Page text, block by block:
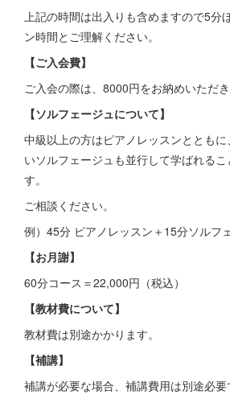
上記の時間は出入りも含めますので5分
ン時間とご理解ください。
【ご入会費】
ご入会の際は、8000円をお納めいただき
【ソルフェージュについて】
中級以上の方はピアノレッスンととも
いソルフェージュも並行して学ばれる
す。
ご相談ください。
例）45分 ピアノレッスン＋15分ソルフ
【お月謝】
60分コース＝22,000円（税込）
【教材費について】
教材費は別途かかります。
【補講】
補講が必要な場合、補講費用は別途必